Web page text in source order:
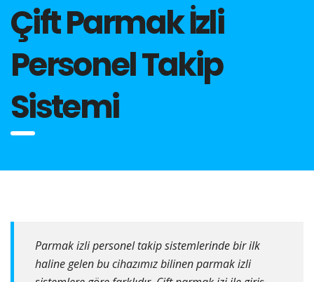
Çift Parmak İzli
Personel Takip
Sistemi
Parmak izli personel takip sistemlerinde bir ilk
haline gelen bu cihazımız bilinen parmak izli